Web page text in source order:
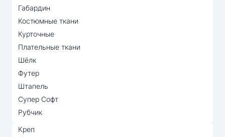
Габардин
Костюмные ткани
Курточные
Плательные ткани
Шёлк
Футер
Штапель
Супер Софт
Рубчик
Креп